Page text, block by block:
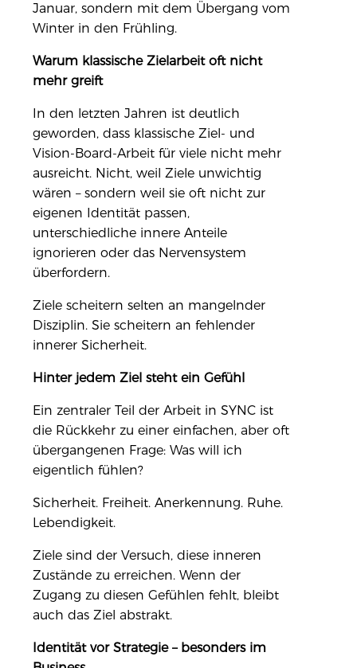
Januar, sondern mit dem Übergang vom
Winter in den Frühling.
Warum klassische Zielarbeit oft nicht
mehr greift
In den letzten Jahren ist deutlich
geworden, dass klassische Ziel- und
Vision-Board-Arbeit für viele nicht mehr
ausreicht. Nicht, weil Ziele unwichtig
wären – sondern weil sie oft nicht zur
eigenen Identität passen,
unterschiedliche innere Anteile
ignorieren oder das Nervensystem
überfordern.
Ziele scheitern selten an mangelnder
Disziplin. Sie scheitern an fehlender
innerer Sicherheit.
Hinter jedem Ziel steht ein Gefühl
Ein zentraler Teil der Arbeit in SYNC ist
die Rückkehr zu einer einfachen, aber oft
übergangenen Frage: Was will ich
eigentlich fühlen?
Sicherheit. Freiheit. Anerkennung. Ruhe.
Lebendigkeit.
Ziele sind der Versuch, diese inneren
Zustände zu erreichen. Wenn der
Zugang zu diesen Gefühlen fehlt, bleibt
auch das Ziel abstrakt.
Identität vor Strategie – besonders im